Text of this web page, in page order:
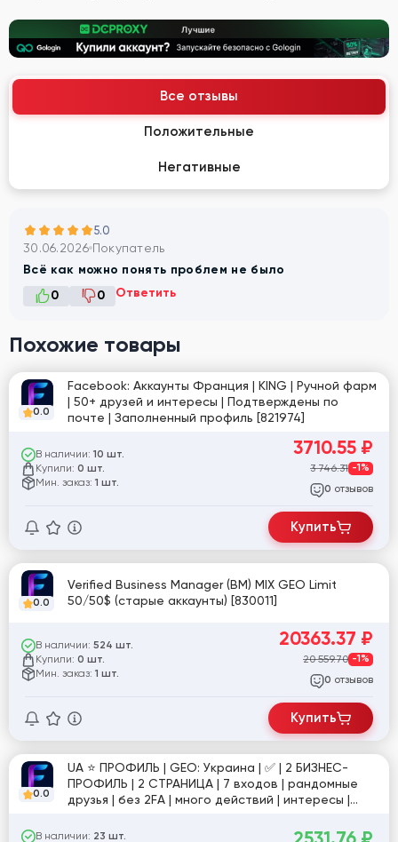
Все отзывы
Положительные
Негативные
5.0
30.06.2026 Покупатель
Всё как можно понять проблем не было
0
0 Ответить
Похожие товары
0.0
Facebook: Аккаунты Франция | KING | Ручной фарм
| 50+ друзей и интересы | Подтверждены по
почте | Заполненный профиль [821974]
В наличии: 10 шт.
Купили: 0 шт.
Мин. заказ: 1 шт.
3710.55 ₽
3 746.31 -1%
0 отзывов
Купить
0.0
Verified Business Manager (BM) MIX GEO Limit
50/50$ (старые аккаунты) [830011]
В наличии: 524 шт.
Купили: 0 шт.
Мин. заказ: 1 шт.
20363.37 ₽
20 559.70 -1%
0 отзывов
Купить
0.0
UA ⭐️ ПРОФИЛЬ | GEO: Украина | ✅ | 2 БИЗНЕС-
ПРОФИЛЬ | 2 СТРАНИЦА | 7 входов | рандомные
друзья | без 2FA | много действий | интересы |
подготовка 7 дней | фото для подтверждения в
В наличии: 23 шт.